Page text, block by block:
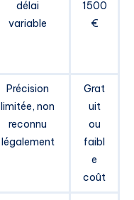
délai
variable
1500
€
Précision
limitée, non
reconnu
légalement
Grat
uit
ou
faibl
e
coût